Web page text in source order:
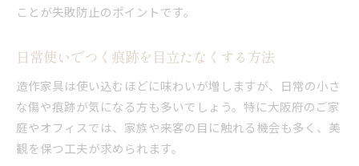
造作家具の傷をDIYで美しく補修する方法
木工パテで造作家具の欠けを自然に補修
仕上がり重視の造作家具DIY補修アイデア
造作家具の傷に応じた適切な補修手順
長く愛用するための造作家具メンテナンス術
造作家具を長持ちさせる定期的なメンテナンス
ことが失敗防止のポイントです。
日常使いでつく痕跡を目立たなくする方法
造作家具は使い込むほどに味わいが増しますが、日常の小さ
な傷や痕跡が気になる方も多いでしょう。特に大阪府のご家
庭やオフィスでは、家族や来客の目に触れる機会も多く、美
観を保つ工夫が求められます。